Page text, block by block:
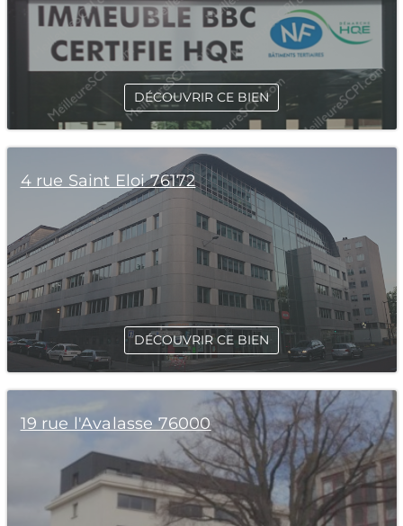
DÉCOUVRIR CE BIEN
4 rue Saint Eloi 76172
DÉCOUVRIR CE BIEN
19 rue l'Avalasse 76000